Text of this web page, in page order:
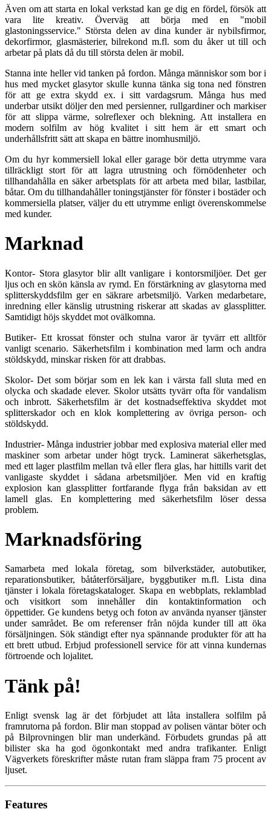
Även om att starta en lokal verkstad kan ge dig en fördel, försök att
vara lite kreativ. Överväg att börja med en "mobil
glastoningsservice." Största delen av dina kunder är nybilsfirmor,
dekorfirmor, glasmästerier, bilrekond m.fl. som du åker ut till och
arbetar på plats då du till största delen är mobil.
Stanna inte heller vid tanken på fordon. Många människor som bor i
hus med mycket glasytor skulle kunna tänka sig tona ned fönstren
för att ge extra skydd ex. i sitt vardagsrum. Många hus med
underbar utsikt döljer den med persienner, rullgardiner och markiser
för att slippa värme, solreflexer och blekning. Att installera en
modern solfilm av hög kvalitet i sitt hem är ett smart och
underhållsfritt sätt att skapa en bättre inomhusmiljö.
Om du hyr kommersiell lokal eller garage bör detta utrymme vara
tillräckligt stort för att lagra utrustning och förnödenheter och
tillhandahålla en säker arbetsplats för att arbeta med bilar, lastbilar,
båtar. Om du tillhandahåller toningstjänster för fönster i bostäder och
kommersiella platser, väljer du ett utrymme enligt överenskommelse
med kunder.
Marknad
Kontor- Stora glasytor blir allt vanligare i kontorsmiljöer. Det ger
ljus och en skön känsla av rymd. En förstärkning av glasytorna med
splitterskyddsfilm ger en säkrare arbetsmiljö. Varken medarbetare,
inredning eller känslig utrustning riskerar att skadas av glassplitter.
Samtidigt höjs skyddet mot ovälkomna.
Butiker- Ett krossat fönster och stulna varor är tyvärr ett alltför
vanligt scenario. Säkerhetsfilm i kombination med larm och andra
stöldskydd, minskar risken för att drabbas.
Skolor- Det som börjar som en lek kan i värsta fall sluta med en
olycka och skadade elever. Skolor utsätts tyvärr ofta för vandalism
och inbrott. Säkerhetsfilm är det kostnadseffektiva skyddet mot
splitterskador och en klok komplettering av övriga person- och
stöldskydd.
Industrier- Många industrier jobbar med explosiva material eller med
maskiner som arbetar under högt tryck. Laminerat säkerhetsglas,
med ett lager plastfilm mellan två eller flera glas, har hittills varit det
vanligaste skyddet i sådana arbetsmiljöer. Men vid en kraftig
explosion kan glassplitter fortfarande flyga från baksidan av ett
lamell glas. En komplettering med säkerhetsfilm löser dessa
problem.
Marknadsföring
Samarbeta med lokala företag, som bilverkstäder, autobutiker,
reparationsbutiker, båtåterförsäljare, byggbutiker m.fl. Lista dina
tjänster i lokala företagskataloger. Skapa en webbplats, reklamblad
och visitkort som innehåller din kontaktinformation och
öppettider. Ge kundens betyg och foton av använda nyanser tjänster
under samrådet. Be om referenser från nöjda kunder till att öka
försäljningen. Sök ständigt efter nya spännande produkter för att ha
ett brett utbud. Erbjud professionell service för att vinna kundernas
förtroende och lojalitet.
Tänk på!
Enligt svensk lag är det förbjudet att låta installera solfilm på
framrutorna på fordon. Blir man stoppad av polisen väntar böter och
på Bilprovningen blir man underkänd. Förbudets grundas på att
bilister ska ha god ögonkontakt med andra trafikanter. Enligt
Vägverkets föreskrifter måste rutan fram släppa fram 75 procent av
ljuset.
Features